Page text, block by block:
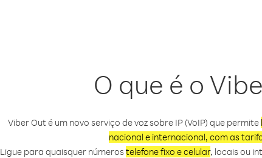
O que é o
Viber Out é um novo serviço de voz sobre IP (VoIP) que permite
nacional e internacional, com as
Ligue para quaisquer númerostelefone fixo e celular, locais ou